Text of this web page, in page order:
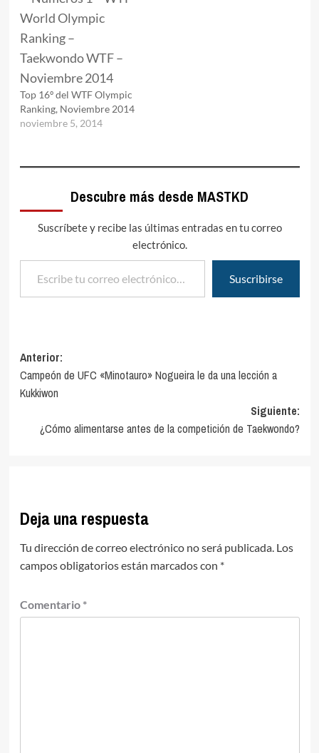
Top 16º del WTF Olympic
Ranking, Noviembre 2014
noviembre 5, 2014
Descubre más desde MASTKD
Suscríbete y recibe las últimas entradas en tu correo
electrónico.
Escribe tu correo electrónico…
Suscribirse
Navegación
de
entradas
Anterior:
Campeón de UFC «Minotauro» Nogueira le da una lección a
Kukkiwon
Siguiente:
¿Cómo alimentarse antes de la competición de Taekwondo?
Deja una respuesta
Tu dirección de correo electrónico no será publicada. Los
campos obligatorios están marcados con *
Comentario *